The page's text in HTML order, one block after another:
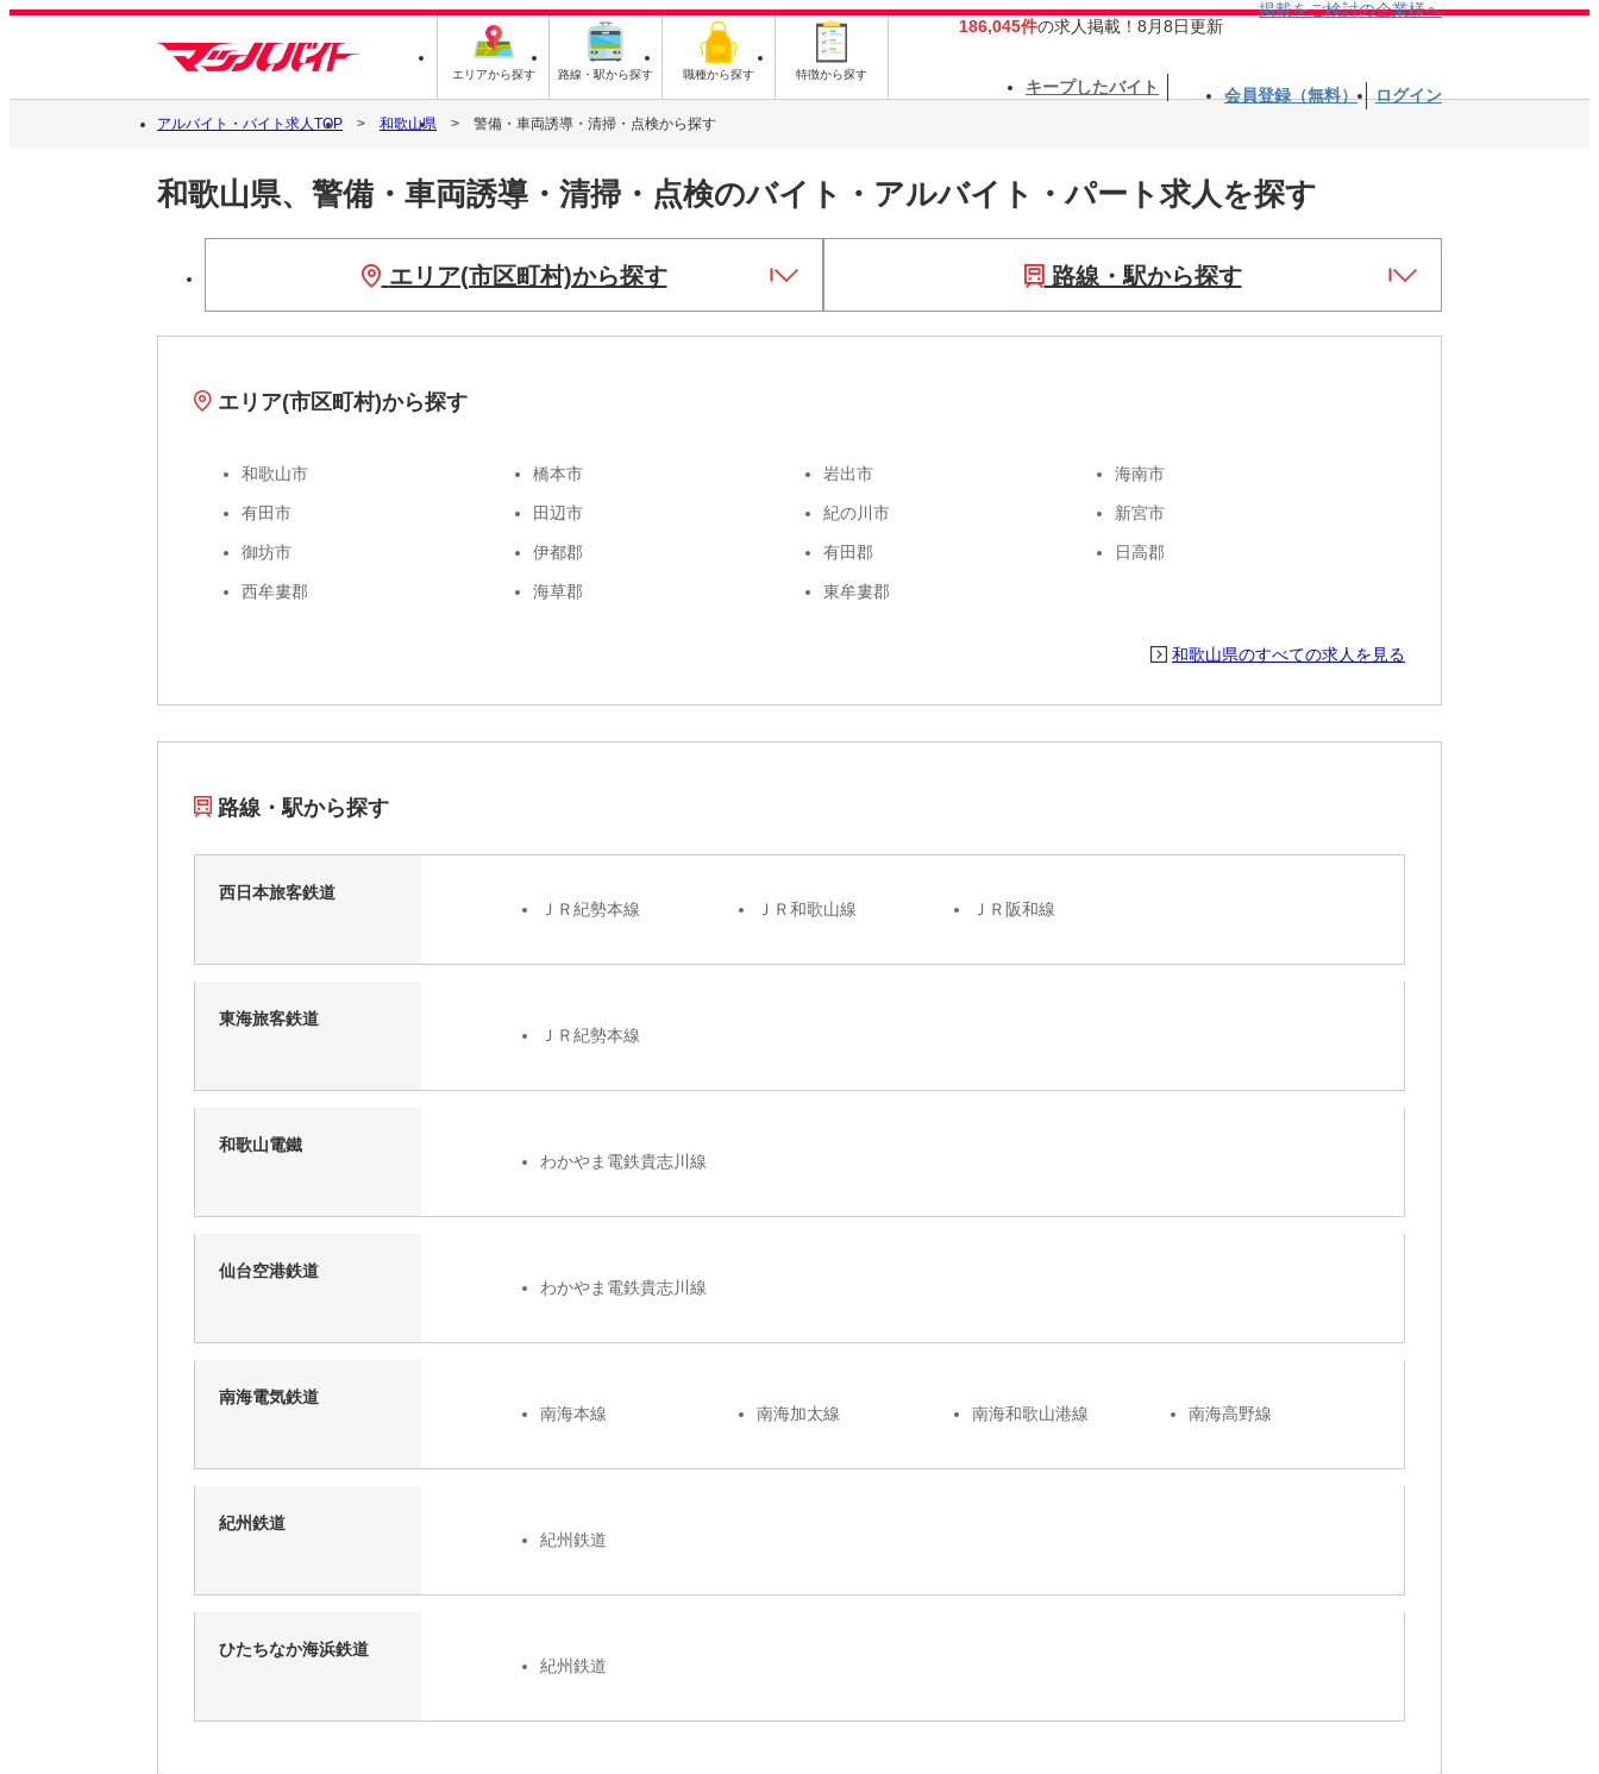
エリアから探す 路線・駅から探す 職種から探す 特徴から探す
186,045件の求人掲載！8月8日更新
掲載をご検討の企業様へ
キープしたバイト 会員登録（無料） ログイン
アルバイト・バイト求人TOP 和歌山県 警備・車両誘導・清掃・点検から探す
和歌山県、警備・車両誘導・清掃・点検のバイト・アルバイト・パート求人を探す
エリア(市区町村)から探す 路線・駅から探す
エリア(市区町村)から探す
和歌山市 橋本市 岩出市 海南市
有田市 田辺市 紀の川市 新宮市
御坊市 伊都郡 有田郡 日高郡
西牟婁郡 海草郡 東牟婁郡
和歌山県のすべての求人を見る
路線・駅から探す
西日本旅客鉄道
ＪＲ紀勢本線
ＪＲ和歌山線 ＪＲ阪和線
東海旅客鉄道
ＪＲ紀勢本線
和歌山電鐵
わかやま電鉄貴志川線
仙台空港鉄道
わかやま電鉄貴志川線
南海電気鉄道
南海本線
南海加太線 南海和歌山港線 南海高野線
紀州鉄道
紀州鉄道
ひたちなか海浜鉄道
紀州鉄道